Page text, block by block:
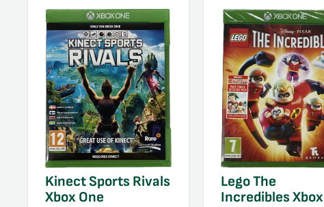
Kinect Sports Rivals
Xbox One
Lego The
Incredibles Xbox